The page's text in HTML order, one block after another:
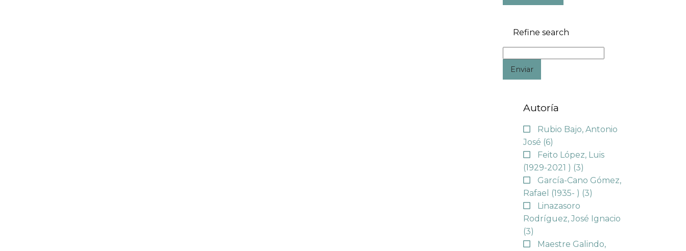
Refine search
Enviar
Autoría
Rubio Bajo, Antonio
José (6)
Feito López, Luis
(1929-2021 ) (3)
García-Cano Gómez,
Rafael (1935- ) (3)
Linazasoro
Rodríguez, José Ignacio
(3)
Maestre Galindo,